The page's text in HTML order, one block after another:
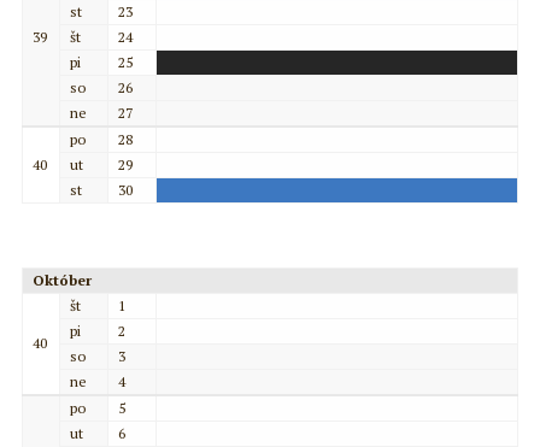
39
st
23
št
24
pi
25
so
26
ne
27
40
po
28
ut
29
st
30
Október
40
št
1
pi
2
so
3
ne
4
po
5
ut
6